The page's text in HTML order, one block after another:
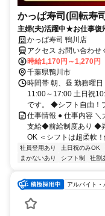
かっぱ寿司(回転寿
主婦(夫)活躍中★お仕事
時間OK★履歴書不要
かっぱ寿司 鴨川店
アクセス お問い合わせ
時給1,170円～1,270円
千葉県鴨川市
時間帯 朝、昼 勤務曜
11:00～17:00 土日祝
です。 ◆シフト自由！
仕事情報 ● 仕事内容
支給◆前給制度あり ◆
OK ＜シフトは超柔軟
社員登用あり 土日祝のみOK
まかないあり
シフト制 社割
アルバイト・